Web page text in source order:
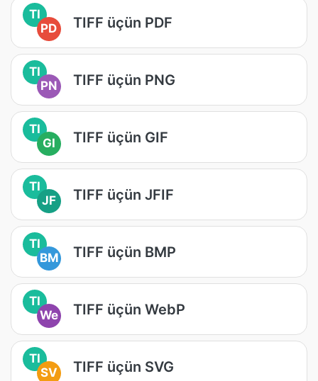
TI
PD
TIFF üçün PDF
TI
PN
TIFF üçün PNG
TI
GI
TIFF üçün GIF
TI
JF
TIFF üçün JFIF
TI
BM
TIFF üçün BMP
TI
We
TIFF üçün WebP
TI
SV
TIFF üçün SVG